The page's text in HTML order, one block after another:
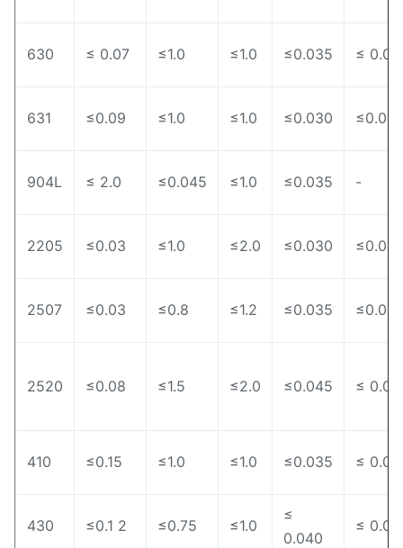
630 ≤ 0.07 ≤1.0 ≤1.0 ≤0.035 ≤ 0.03
631 ≤0.09 ≤1.0 ≤1.0 ≤0.030
904L ≤ 2.0 ≤0.045 ≤1.0 ≤0.035 -
2205 ≤0.03 ≤1.0 ≤2.0 ≤0.030 ≤0.02
2507 ≤0.03 ≤0.8 ≤1.2 ≤0.035 ≤0.02
2520 ≤0.08 ≤1.5 ≤2.0 ≤0.045 ≤ 0.03
410 ≤0.15 ≤1.0 ≤1.0 ≤0.035 ≤ 0.03
430 ≤0.1 2 ≤0.75 ≤1.0
≤
0.040
≤ 0.03